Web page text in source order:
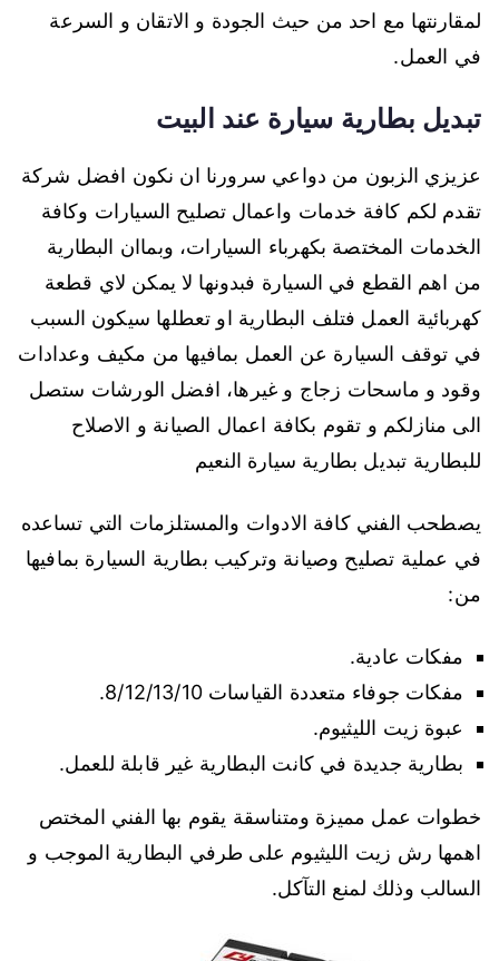
لمقارنتها مع احد من حيث الجودة و الاتقان و السرعة
في العمل.
تبديل بطارية سيارة عند البيت
عزيزي الزبون من دواعي سرورنا ان نكون افضل شركة
تقدم لكم كافة خدمات واعمال تصليح السيارات وكافة
الخدمات المختصة بكهرباء السيارات، وبماان البطارية
من اهم القطع في السيارة فبدونها لا يمكن لاي قطعة
كهربائية العمل فتلف البطارية او تعطلها سيكون السبب
في توقف السيارة عن العمل بمافيها من مكيف وعدادات
وقود و ماسحات زجاج و غيرها، افضل الورشات ستصل
الى منازلكم و تقوم بكافة اعمال الصيانة و الاصلاح
للبطارية تبديل بطارية سيارة النعيم
يصطحب الفني كافة الادوات والمستلزمات التي تساعده
في عملية تصليح وصيانة وتركيب بطارية السيارة بمافيها
من:
مفكات عادية.
مفكات جوفاء متعددة القياسات 8/12/13/10.
عبوة زيت الليثيوم.
بطارية جديدة في كانت البطارية غير قابلة للعمل.
خطوات عمل مميزة ومتناسقة يقوم بها الفني المختص
اهمها رش زيت الليثيوم على طرفي البطارية الموجب و
السالب وذلك لمنع التآكل.